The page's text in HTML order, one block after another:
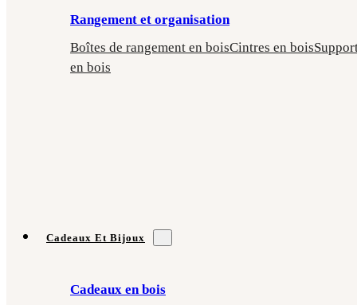
Rangement et organisation
Boîtes de rangement en boisCintres en bois
en bois
Cadeaux Et Bijoux
Cadeaux en bois